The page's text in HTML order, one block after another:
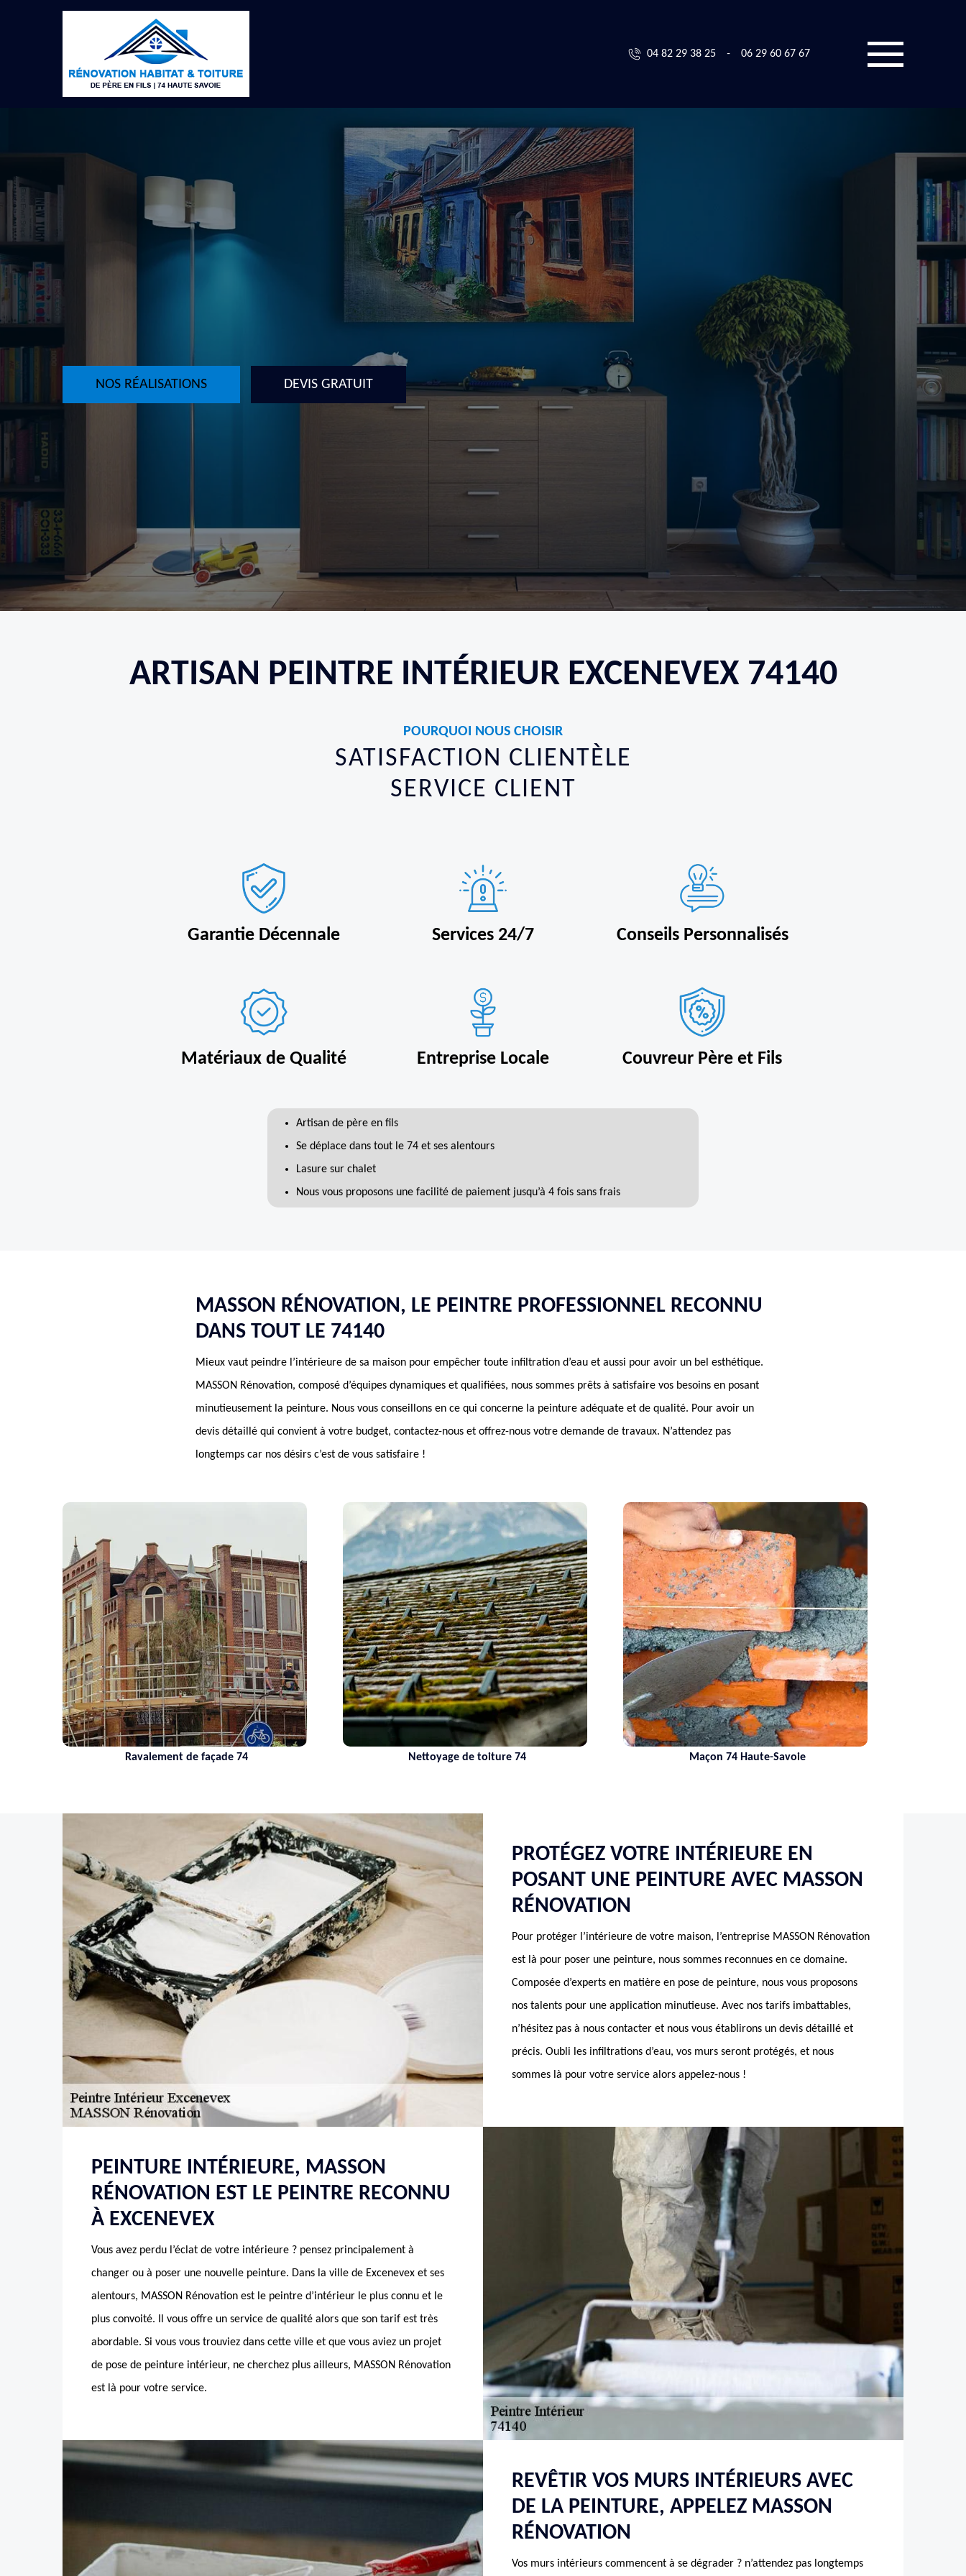
04 82 29 38 25 - 06 29 60 67 67
NOS RÉALISATIONS DEVIS GRATUIT
ARTISAN PEINTRE INTÉRIEUR EXCENEVEX 74140
POURQUOI NOUS CHOISIR
SATISFACTION CLIENTÈLE
SERVICE CLIENT
Garantie Décennale Services 24/7 Conseils Personnalisés
Matériaux de Qualité Entreprise Locale Couvreur Père et Fils
Artisan de père en fils
Se déplace dans tout le 74 et ses alentours
Lasure sur chalet
Nous vous proposons une facilité de paiement jusqu’à 4 fois sans frais
MASSON RÉNOVATION, LE PEINTRE PROFESSIONNEL RECONNU
DANS TOUT LE 74140
Mieux vaut peindre l’intérieure de sa maison pour empêcher toute infiltration d’eau et aussi pour avoir un bel esthétique.
MASSON Rénovation, composé d’équipes dynamiques et qualifiées, nous sommes prêts à satisfaire vos besoins en posant
minutieusement la peinture. Nous vous conseillons en ce qui concerne la peinture adéquate et de qualité. Pour avoir un
devis détaillé qui convient à votre budget, contactez-nous et offrez-nous votre demande de travaux. N’attendez pas
longtemps car nos désirs c’est de vous satisfaire !
Ravalement de façade 74 Nettoyage de toiture 74 Maçon 74 Haute-Savoie
PROTÉGEZ VOTRE INTÉRIEURE EN
POSANT UNE PEINTURE AVEC MASSON
RÉNOVATION
Pour protéger l’intérieure de votre maison, l’entreprise MASSON Rénovation
est là pour poser une peinture, nous sommes reconnues en ce domaine.
Composée d’experts en matière en pose de peinture, nous vous proposons
nos talents pour une application minutieuse. Avec nos tarifs imbattables,
n’hésitez pas à nous contacter et nous vous établirons un devis détaillé et
précis. Oubli les infiltrations d’eau, vos murs seront protégés, et nous
sommes là pour votre service alors appelez-nous !
PEINTURE INTÉRIEURE, MASSON
RÉNOVATION EST LE PEINTRE RECONNU
À EXCENEVEX
Vous avez perdu l’éclat de votre intérieure ? pensez principalement à
changer ou à poser une nouvelle peinture. Dans la ville de Excenevex et ses
alentours, MASSON Rénovation est le peintre d’intérieur le plus connu et le
plus convoité. Il vous offre un service de qualité alors que son tarif est très
abordable. Si vous vous trouviez dans cette ville et que vous aviez un projet
de pose de peinture intérieur, ne cherchez plus ailleurs, MASSON Rénovation
est là pour votre service.
REVÊTIR VOS MURS INTÉRIEURS AVEC
DE LA PEINTURE, APPELEZ MASSON
RÉNOVATION
Vos murs intérieurs commencent à se dégrader ? n’attendez pas longtemps